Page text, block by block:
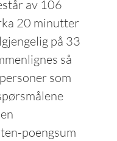
av 106
20 minutter
på 33
så
som
poengsum